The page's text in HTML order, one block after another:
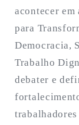
acontecer em
para
Democracia,
Trabalho
debater e